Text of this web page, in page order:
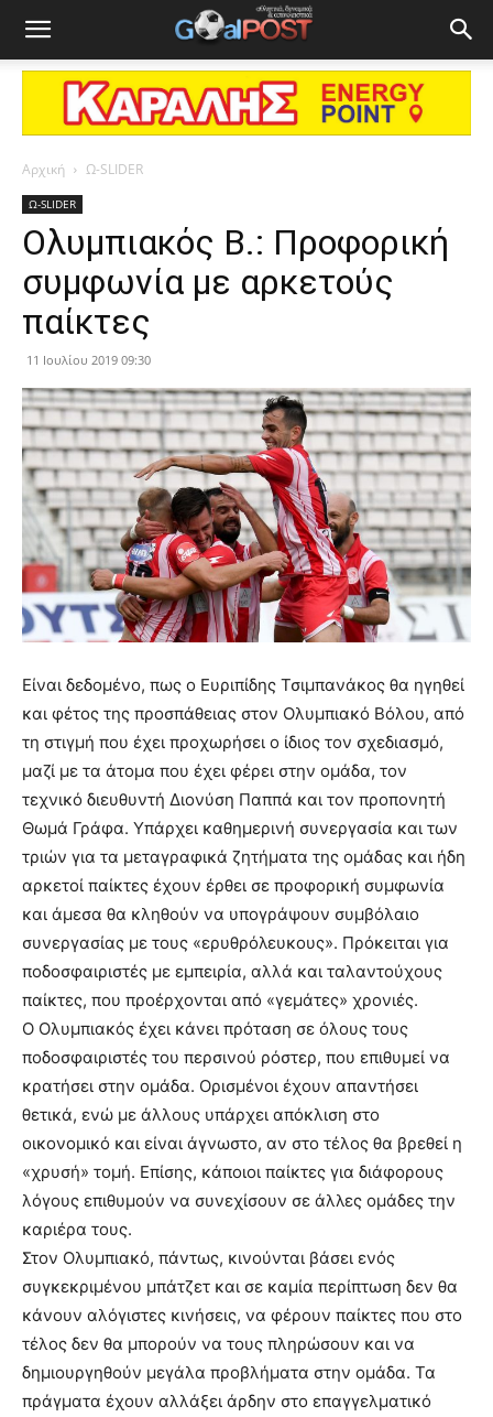
Αρχική Ω-SLIDER
Ω-SLIDER
Ολυμπιακός Β.: Προφορική
συμφωνία με αρκετούς
παίκτες
11 Ιουλίου 2019 09:30
Είναι δεδομένο, πως ο Ευριπίδης Τσιμπανάκος θα ηγηθεί
και φέτος της προσπάθειας στον Ολυμπιακό Βόλου, από
τη στιγμή που έχει προχωρήσει ο ίδιος τον σχεδιασμό,
μαζί με τα άτομα που έχει φέρει στην ομάδα, τον
τεχνικό διευθυντή Διονύση Παππά και τον προπονητή
Θωμά Γράφα. Υπάρχει καθημερινή συνεργασία και των
τριών για τα μεταγραφικά ζητήματα της ομάδας και ήδη
αρκετοί παίκτες έχουν έρθει σε προφορική συμφωνία
και άμεσα θα κληθούν να υπογράψουν συμβόλαιο
συνεργασίας με τους «ερυθρόλευκους». Πρόκειται για
ποδοσφαιριστές με εμπειρία, αλλά και ταλαντούχους
παίκτες, που προέρχονται από «γεμάτες» χρονιές.
Ο Ολυμπιακός έχει κάνει πρόταση σε όλους τους
ποδοσφαιριστές του περσινού ρόστερ, που επιθυμεί να
κρατήσει στην ομάδα. Ορισμένοι έχουν απαντήσει
θετικά, ενώ με άλλους υπάρχει απόκλιση στο
οικονομικό και είναι άγνωστο, αν στο τέλος θα βρεθεί η
«χρυσή» τομή. Επίσης, κάποιοι παίκτες για διάφορους
λόγους επιθυμούν να συνεχίσουν σε άλλες ομάδες την
καριέρα τους.
Στον Ολυμπιακό, πάντως, κινούνται βάσει ενός
συγκεκριμένου μπάτζετ και σε καμία περίπτωση δεν θα
κάνουν αλόγιστες κινήσεις, να φέρουν παίκτες που στο
τέλος δεν θα μπορούν να τους πληρώσουν και να
δημιουργηθούν μεγάλα προβλήματα στην ομάδα. Τα
πράγματα έχουν αλλάξει άρδην στο επαγγελματικό